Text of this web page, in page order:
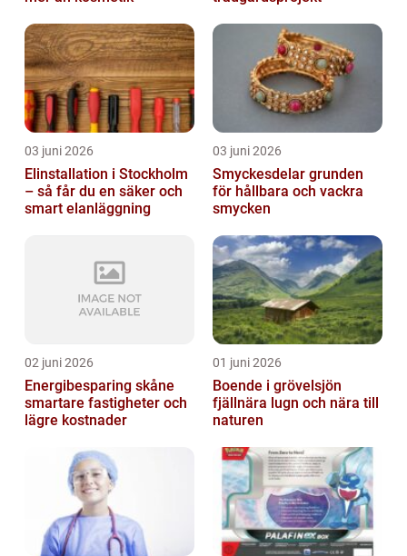
03 juni 2026
Elinstallation i Stockholm
– så får du en säker och
smart elanläggning
03 juni 2026
Smyckesdelar grunden
för hållbara och vackra
smycken
02 juni 2026
Energibesparing skåne
smartare fastigheter och
lägre kostnader
01 juni 2026
Boende i grövelsjön
fjällnära lugn och nära till
naturen